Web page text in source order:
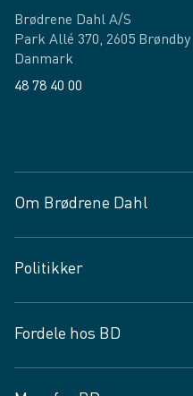
Brødrene Dahl A/S
Park Allé 370, 2605 Brøndby
Danmark
48 78 40 00
Om Brødrene Dahl
Vagttelefon 30 10 89 89
Spørgsmål og svar
Job og karriere
Fødevarekontrolrapport
Politikker
Privatlivspolitik
Cookies
Fordele hos BD